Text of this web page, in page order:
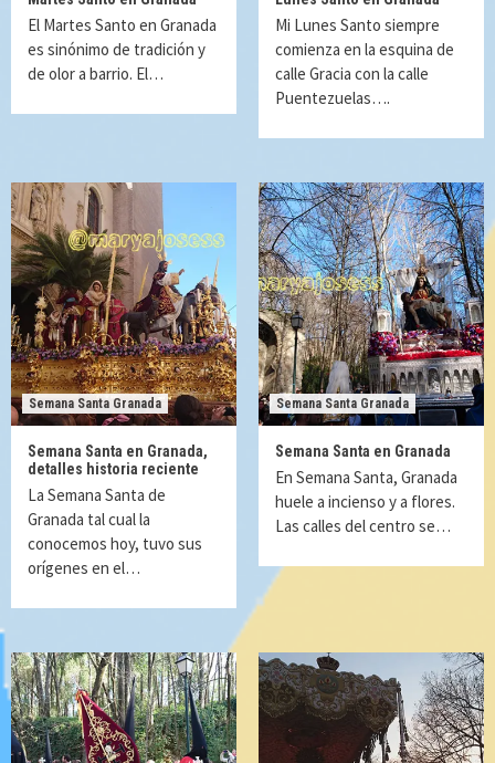
El Martes Santo en Granada
es sinónimo de tradición y
de olor a barrio. El…
Mi Lunes Santo siempre
comienza en la esquina de
calle Gracia con la calle
Puentezuelas….
Semana Santa Granada
Semana Santa en Granada,
detalles historia reciente
La Semana Santa de
Granada tal cual la
conocemos hoy, tuvo sus
orígenes en el…
Semana Santa Granada
Semana Santa en Granada
En Semana Santa, Granada
huele a incienso y a flores.
Las calles del centro se…